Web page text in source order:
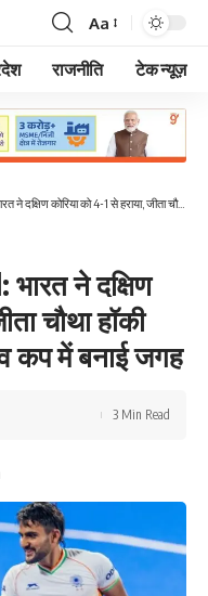
Font
Resizer
Aa
राजनीति टेक न्यूज़
4-1 से हराया, जीता चौथा हॉकी एशिया कप खिताब और विश्व कप में बनाई जगह
ने दक्षिण
चौथा हॉकी
कप में बनाई जगह
3 Min Read